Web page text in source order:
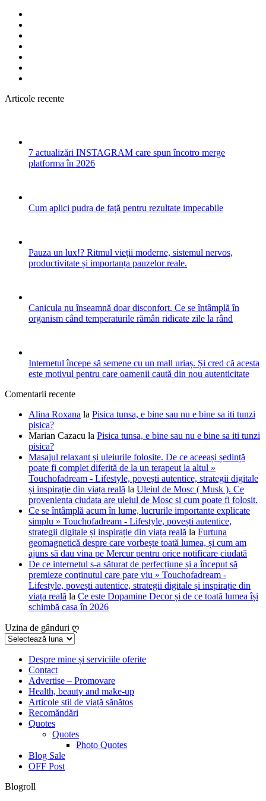
Articole recente
7 actualizări INSTAGRAM care spun încotro merge
platforma în 2026
Cum aplici pudra de față pentru rezultate impecabile
Pauza un lux!? Ritmul vieții moderne, sistemul nervos,
productivitate și importanța pauzelor reale.
Canicula nu înseamnă doar disconfort. Ce se întâmplă în
organism când temperaturile rămân ridicate zile la rând
Internetul începe să semene cu un mall uriaș. Și cred că acesta
este motivul pentru care oamenii caută din nou autenticitate
Comentarii recente
Alina Roxana la Pisica tunsa, e bine sau nu e bine sa iti tunzi
pisica?
Marian Cazacu la Pisica tunsa, e bine sau nu e bine sa iti tunzi
pisica?
Masajul relaxant și uleiurile folosite. De ce aceeași ședință
poate fi complet diferită de la un terapeut la altul »
Touchofadream - Lifestyle, povești autentice, strategii digitale
și inspirație din viața reală la Uleiul de Mosc ( Musk ). Ce
provenienta ciudata are uleiul de Mosc si cum poate fi folosit.
Ce se întâmplă acum în lume, lucrurile importante explicate
simplu » Touchofadream - Lifestyle, povești autentice,
strategii digitale și inspirație din viața reală la Furtuna
geomagnetică despre care vorbește toată lumea, și cum am
ajuns să dau vina pe Mercur pentru orice notificare ciudată
De ce internetul s-a săturat de perfecțiune și a început să
premieze conținutul care pare viu » Touchofadream -
Lifestyle, povești autentice, strategii digitale și inspirație din
viața reală la Ce este Dopamine Decor și de ce toată lumea își
schimbă casa în 2026
Uzina de gânduri ღ
Uzina
gânduriDespre mine și serviciile oferite
Contact
Advertise – Promovare
Health, beauty and make-up
Articole stil de viață sănătos
Recomăndări
Quotes
Quotes
Photo Quotes
Blog Sale
OFF Post
Blogroll